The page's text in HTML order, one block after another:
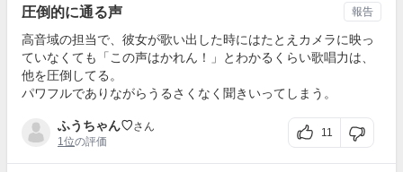
圧倒的に通る声
高音域の担当で、彼女が歌い出した時にはたとえカメラに映っ
ていなくても「この声はかれん！」とわかるくらい歌唱力は、
他を圧倒してる。
パワフルでありながらうるさくなく聞きいってしまう。
ふうちゃん♡さん
1位の評価
11
報告